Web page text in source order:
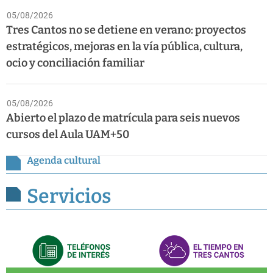
05/08/2026
Tres Cantos no se detiene en verano: proyectos
estratégicos, mejoras en la vía pública, cultura,
ocio y conciliación familiar
05/08/2026
Abierto el plazo de matrícula para seis nuevos
cursos del Aula UAM+50
Agenda cultural
Servicios